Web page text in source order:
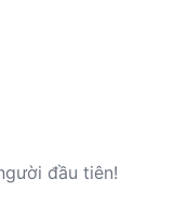
đầu tiên!